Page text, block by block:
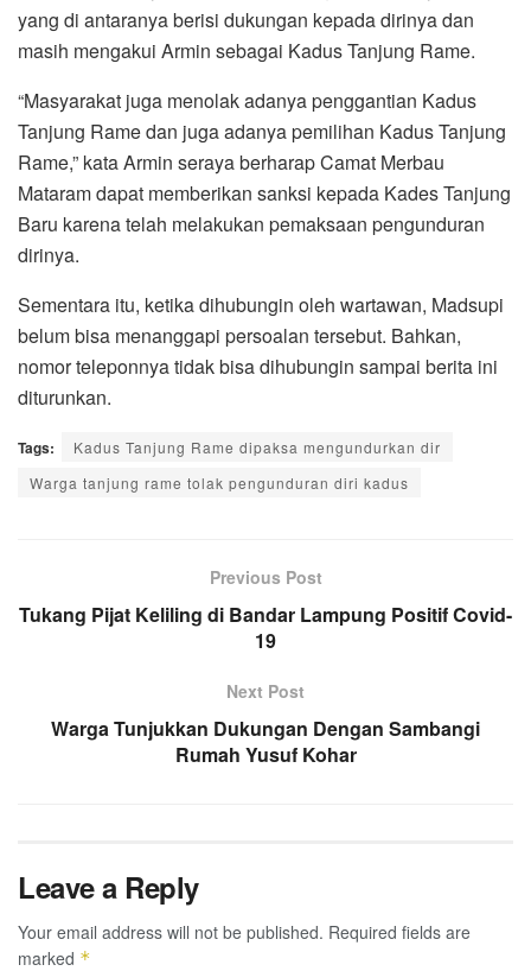
yang di antaranya berisi dukungan kepada dirinya dan
masih mengakui Armin sebagai Kadus Tanjung Rame.
“Masyarakat juga menolak adanya penggantian Kadus
Tanjung Rame dan juga adanya pemilihan Kadus Tanjung
Rame,” kata Armin seraya berharap Camat Merbau
Mataram dapat memberikan sanksi kepada Kades Tanjung
Baru karena telah melakukan pemaksaan pengunduran
dirinya.
Sementara itu, ketika dihubungin oleh wartawan, Madsupi
belum bisa menanggapi persoalan tersebut. Bahkan,
nomor teleponnya tidak bisa dihubungin sampai berita ini
diturunkan.
Tags:
Kadus Tanjung Rame dipaksa mengundurkan dir
Warga tanjung rame tolak pengunduran diri kadus
Previous Post
Tukang Pijat Keliling di Bandar Lampung Positif Covid-
19
Next Post
Warga Tunjukkan Dukungan Dengan Sambangi
Rumah Yusuf Kohar
Leave a Reply
Your email address will not be published. Required fields are
marked *